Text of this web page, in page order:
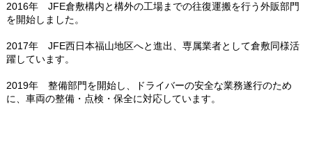
2016年 JFE倉敷構内と構外の工場までの往復運搬を行う外販部門
を開始しました。
2017年 JFE西日本福山地区へと進出、専属業者として倉敷同様活
躍しています。
2019年 整備部門を開始し、ドライバーの安全な業務遂行のため
に、車両の整備・点検・保全に対応しています。